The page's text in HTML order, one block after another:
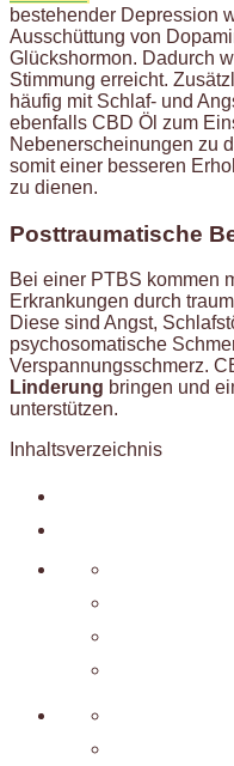
bestehender Depression
Ausschüttung von
Glückshormon. Dadurch
Stimmung erreicht.
häufig mit Schlaf- und
ebenfalls CBD Öl zum
Nebenerscheinungen zu
somit einer besseren
zu dienen.
Posttraumatische
Bei einer PTBS kommen
Erkrankungen durch
Diese sind Angst,
psychosomatische
Verspannungsschmerz.
Linderung bringen und
unterstützen.
Inhaltsverzeichnis